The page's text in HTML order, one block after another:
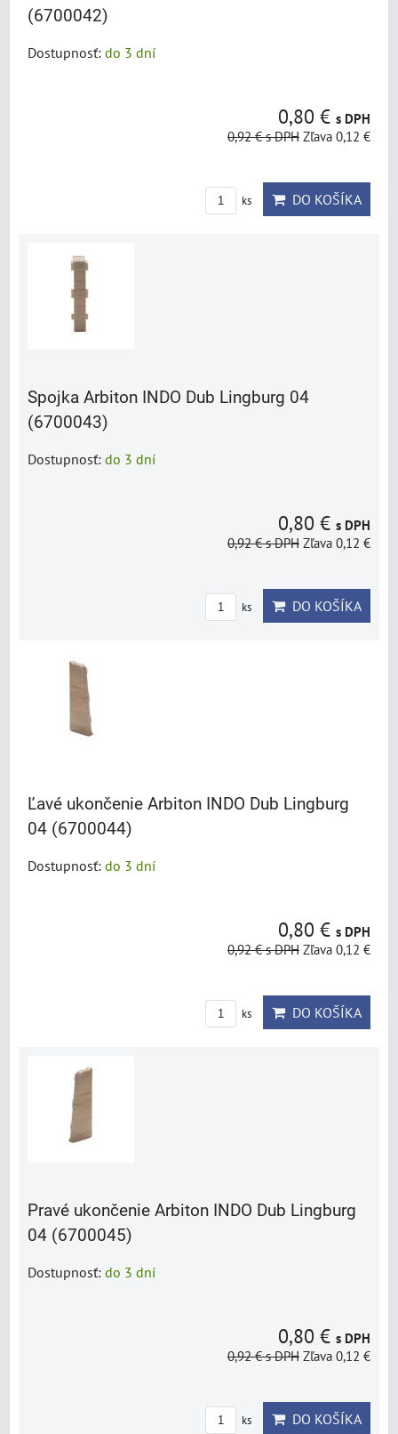
(6700042)
Dostupnosť: do 3 dní
0,80 € s DPH
0,92 €s DPH Zľava 0,12 €
ks DO KOŠÍKA
Spojka Arbiton INDO Dub Lingburg 04
(6700043)
Dostupnosť: do 3 dní
0,80 € s DPH
0,92 €s DPH Zľava 0,12 €
ks DO KOŠÍKA
Ľavé ukončenie Arbiton INDO Dub Lingburg
04 (6700044)
Dostupnosť: do 3 dní
0,80 € s DPH
0,92 €s DPH Zľava 0,12 €
ks DO KOŠÍKA
Pravé ukončenie Arbiton INDO Dub Lingburg
04 (6700045)
Dostupnosť: do 3 dní
0,80 € s DPH
0,92 €s DPH Zľava 0,12 €
ks DO KOŠÍKA